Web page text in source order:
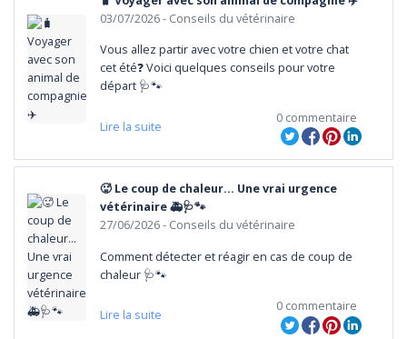
03/07/2026- Conseils du vétérinaire
Vous allez partir avec votre chien et votre chat
cet été❓ Voici quelques conseils pour votre
départ 🩺🐾
Lire la suite
0 commentaire
🥵 Le coup de chaleur... Une vrai urgence
vétérinaire 🚑🩺🐾
27/06/2026- Conseils du vétérinaire
Comment détecter et réagir en cas de coup de
chaleur 🩺🐾
Lire la suite
0 commentaire